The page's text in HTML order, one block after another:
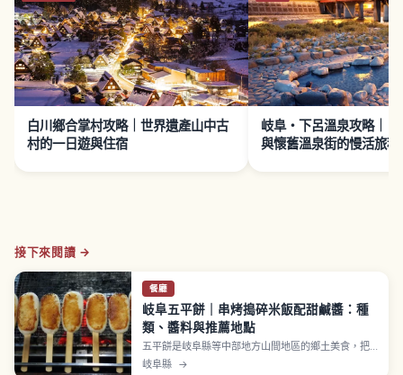
白川鄉合掌村攻略｜世界遺產山中古
村的一日遊與住宿
岐阜・下呂溫泉攻略｜
與懷舊溫泉街的慢活旅程
接下來閱讀 →
餐廳
岐阜五平餅｜串烤搗碎米飯配甜鹹醬：種
類、醬料與推薦地點
五平餅是岐阜縣等中部地方山間地區的鄉土美食，把
半搗碎的粳米飯包在竹串上、塗上甜鹹醬汁烤製。形
岐阜縣 →